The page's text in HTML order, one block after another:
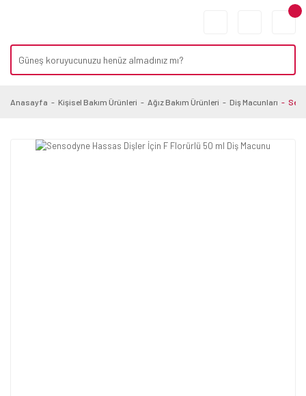
Anasayfa Kişisel Bakım Ürünleri Ağız Bakım Ürünleri Diş Macunları